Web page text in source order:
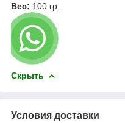
Вес: 100 гр.
Скрыть
Условия доставки